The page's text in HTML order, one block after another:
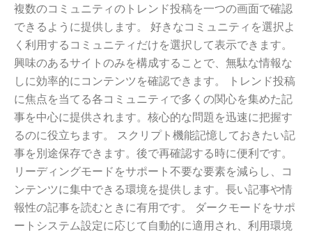
複数のコミュニティのトレンド投稿を一つの画面で確認
できるように提供します。 好きなコミュニティを選択よ
く利用するコミュニティだけを選択して表示できます。
興味のあるサイトのみを構成することで、無駄な情報な
しに効率的にコンテンツを確認できます。 トレンド投稿
に焦点を当てる各コミュニティで多くの関心を集めた記
事を中心に提供されます。核心的な問題を迅速に把握す
るのに役立ちます。 スクリプト機能記憶しておきたい記
事を別途保存できます。後で再確認する時に便利です。
リーディングモードをサポート不要な要素を減らし、コ
ンテンツに集中できる環境を提供します。長い記事や情
報性の記事を読むときに有用です。 ダークモードをサポ
ートシステム設定に応じて自動的に適用され、利用環境